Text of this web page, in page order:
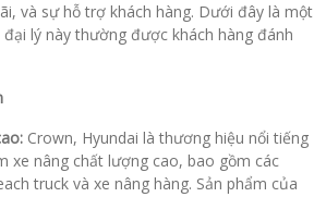
và sự hỗ trợ khách hàng. Dưới đây là một
đại lý này thường được khách hàng đánh
Crown, Hyundai là thương hiệu nổi tiếng
xe nâng chất lượng cao, bao gồm các
truck và xe nâng hàng. Sản phẩm của